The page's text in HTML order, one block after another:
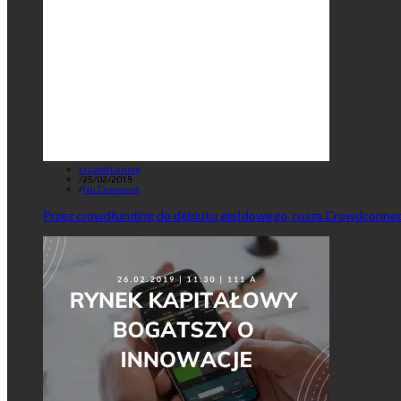
crowdfunding
/25/02/2019
/No Comment
Przez crowdfunding do debiutu giełdowego, rusza